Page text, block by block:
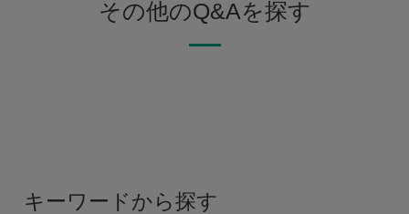
その他のQ&Aを探す
キーワードから探す